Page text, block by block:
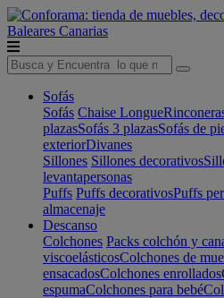
Baleares Canarias
Sofás
Sofás Chaise Longue
plazasSofás 3 plazasSofás de
exteriorDivanes
Sillones Sillones decorativos
levantapersonas
Puffs Puffs decorativosPuffs
almacenaje
Descanso
Colchones Packs colchón y
viscoelásticosColchones de
ensacadosColchones enrollados
espumaColchones para bebé